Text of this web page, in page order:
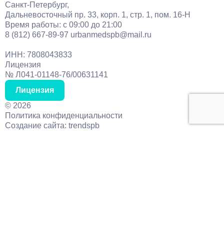
Санкт-Петербург,
Дальневосточный пр. 33, корп. 1, стр. 1, пом. 16-Н
Время работы: с 09:00 до 21:00
8 (812) 667-89-97 urbanmedspb@mail.ru
ИНН: 7808043833
Лицензия
№ Л041-01148-76/00631141
Лицензия
© 2026
Политика конфиденциальности
Создание сайта: trendspb